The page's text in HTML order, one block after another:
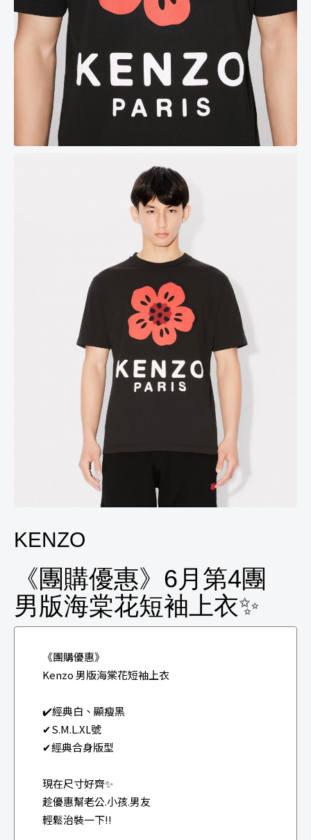
KENZO
《團購優惠》6月第4團
男版海棠花短袖上衣✨
《團購優惠》
Kenzo 男版海棠花短袖上衣
✔️經典白、顯瘦黑
✔S.M.L.XL號
✔經典合身版型
現在尺寸好齊✨
趁優惠幫老公.小孩.男友
輕鬆治裝一下‼️